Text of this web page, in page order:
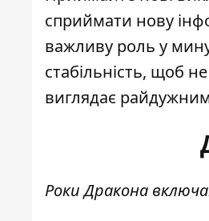
сприймати нову
важливу роль у
стабільність, щоб
виглядає
Роки Дракона